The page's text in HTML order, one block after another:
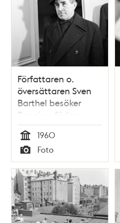
Författaren o.
översättaren Sven
Barthel besöker
Bonniers förlag,
Sveavägen 56
Tid
1960
Typ
Foto